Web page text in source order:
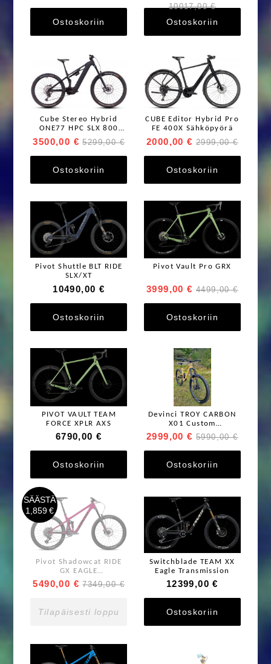
Ostoskoriin
10017,00 €
Ostoskoriin
Cube Stereo Hybrid
ONE77 HPC SLX 800
Sähköpyörä
3500,00 € 5299,00 €
Ostoskoriin
CUBE Editor Hybrid Pro
FE 400X Sähköpyörä
2000,00 € 2999,00 €
Ostoskoriin
Pivot Shuttle BLT RIDE
SLX/XT
10490,00 €
Ostoskoriin
Pivot Vault Pro GRX
3999,00 € 4499,00 €
Ostoskoriin
PIVOT VAULT TEAM
FORCE XPLR AXS
6790,00 €
Ostoskoriin
Devinci TROY CARBON
X01 Custom
Maastopyörä
2999,00 € 5990,00 €
Ostoskoriin
SÄÄSTÄ
1,859 €
Pivot Shadowcat RIDE
GX EAGLE
TRANSMISSION
5490,00 € 7349,00 €
Tilapäisesti loppu
Switchblade TEAM XX
Eagle Transmission
12399,00 €
Ostoskoriin